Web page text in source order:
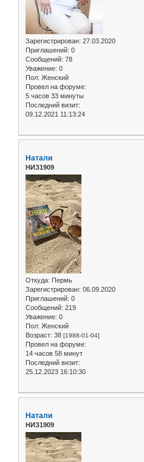
Зарегистрирован: 27.03.2020
Приглашений: 0
Сообщений: 78
Уважение: 0
Пол: Женский
Провел на форуме:
5 часов 33 минуты
Последний визит:
09.12.2021 11:13:24
Натали
НИЗ1909
Откуда: Пермь
Зарегистрирован: 06.09.2020
Приглашений: 0
Сообщений: 219
Уважение: 0
Пол: Женский
Возраст: 38 [1988-01-04]
Провел на форуме:
14 часов 58 минут
Последний визит:
25.12.2023 16:10:30
Натали
НИЗ1909